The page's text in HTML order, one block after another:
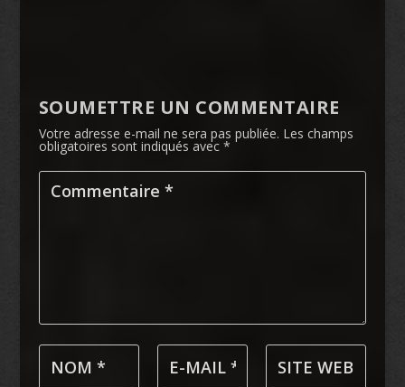
SOUMETTRE UN COMMENTAIRE
Votre adresse e-mail ne sera pas publiée. Les champs
obligatoires sont indiqués avec *